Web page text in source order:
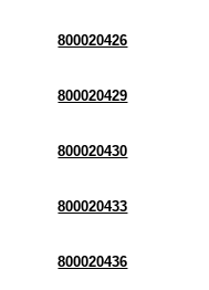
800020426
800020429
800020430
800020433
800020436